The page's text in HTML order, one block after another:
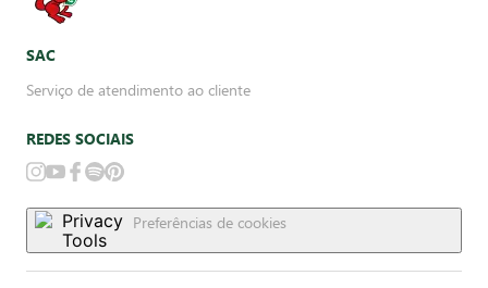
SAC
Serviço de atendimento ao cliente
REDES SOCIAIS
Preferências de cookies